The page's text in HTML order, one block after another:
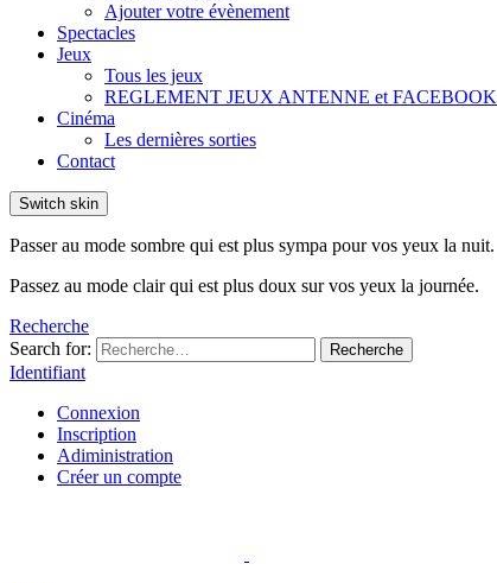
Ajouter votre évènement
Spectacles
Jeux
Tous les jeux
REGLEMENT JEUX ANTENNE et FACEBOOK
Cinéma
Les dernières sorties
Contact
Switch skin
Passer au mode sombre qui est plus sympa pour vos yeux la nuit.
Passez au mode clair qui est plus doux sur vos yeux la journée.
Recherche
Search for:
Recherche
Identifiant
Connexion
Inscription
Adiministration
Créer un compte